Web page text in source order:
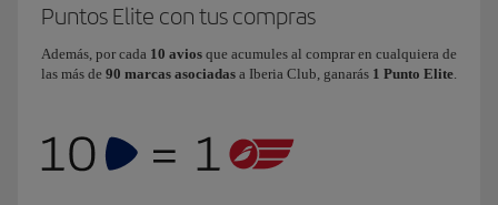
Puntos Elite con tus compras
Además, por cada 10 avios que acumules al comprar en cualquiera de
las más de 90 marcas asociadas a Iberia Club, ganarás 1 Punto Elite.